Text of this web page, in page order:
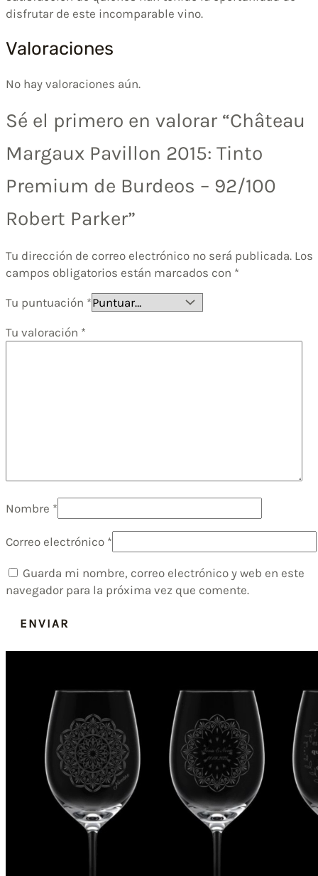
disfrutar de este incomparable vino.
Valoraciones
No hay valoraciones aún.
Sé el primero en valorar “Château
Margaux Pavillon 2015: Tinto
Premium de Burdeos – 92/100
Robert Parker”
Tu dirección de correo electrónico no será publicada. Los
campos obligatorios están marcados con *
Tu puntuación *
Tu valoración *
Nombre *
Correo electrónico *
Guarda mi nombre, correo electrónico y web en este
navegador para la próxima vez que comente.